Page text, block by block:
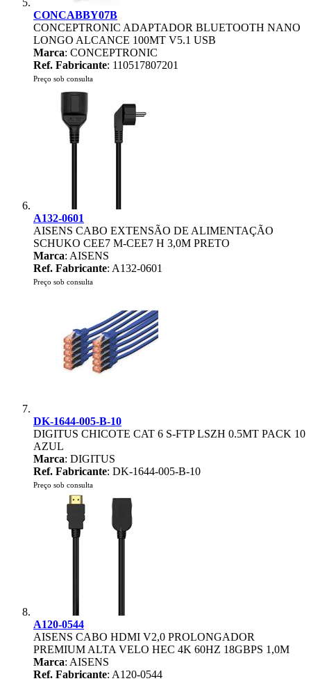
CONCABBY07B
CONCEPTRONIC ADAPTADOR BLUETOOTH NANO
LONGO ALCANCE 100MT V5.1 USB
Marca: CONCEPTRONIC
Ref. Fabricante: 110517807201
Preço sob consulta
A132-0601
AISENS CABO EXTENSÃO DE ALIMENTAÇÃO
SCHUKO CEE7 M-CEE7 H 3,0M PRETO
Marca: AISENS
Ref. Fabricante: A132-0601
Preço sob consulta
DK-1644-005-B-10
DIGITUS CHICOTE CAT 6 S-FTP LSZH 0.5MT PACK 10
AZUL
Marca: DIGITUS
Ref. Fabricante: DK-1644-005-B-10
Preço sob consulta
A120-0544
AISENS CABO HDMI V2,0 PROLONGADOR
PREMIUM ALTA VELO HEC 4K 60HZ 18GBPS 1,0M
Marca: AISENS
Ref. Fabricante: A120-0544